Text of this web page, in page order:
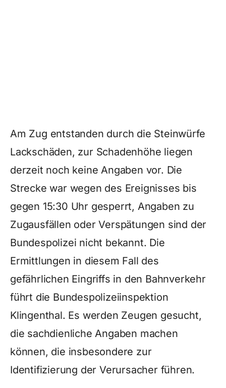
Am Zug entstanden durch die Steinwürfe
Lackschäden, zur Schadenhöhe liegen
derzeit noch keine Angaben vor. Die
Strecke war wegen des Ereignisses bis
gegen 15:30 Uhr gesperrt, Angaben zu
Zugausfällen oder Verspätungen sind der
Bundespolizei nicht bekannt. Die
Ermittlungen in diesem Fall des
gefährlichen Eingriffs in den Bahnverkehr
führt die Bundespolizeiinspektion
Klingenthal. Es werden Zeugen gesucht,
die sachdienliche Angaben machen
können, die insbesondere zur
Identifizierung der Verursacher führen.